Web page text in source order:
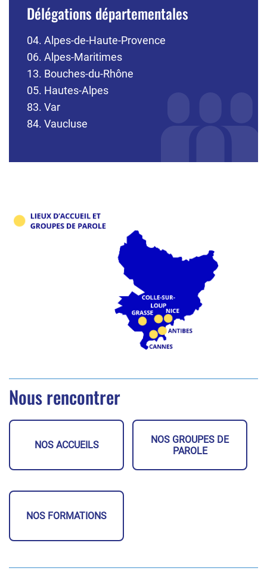
Délégations départementales
04. Alpes-de-Haute-Provence
06. Alpes-Maritimes
13. Bouches-du-Rhône
05. Hautes-Alpes
83. Var
84. Vaucluse
Nous rencontrer
NOS ACCUEILS
NOS GROUPES DE
PAROLE
NOS FORMATIONS